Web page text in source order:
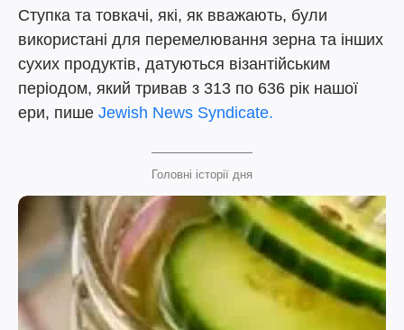
Ступка та товкачі, які, як вважають, були
використані для перемелювання зерна та інших
сухих продуктів, датуються візантійським
періодом, який тривав з 313 по 636 рік нашої
ери, пише Jewish News Syndicate.
Головні історії дня